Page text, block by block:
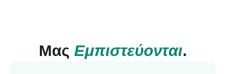
Μας Εμπιστεύονται.